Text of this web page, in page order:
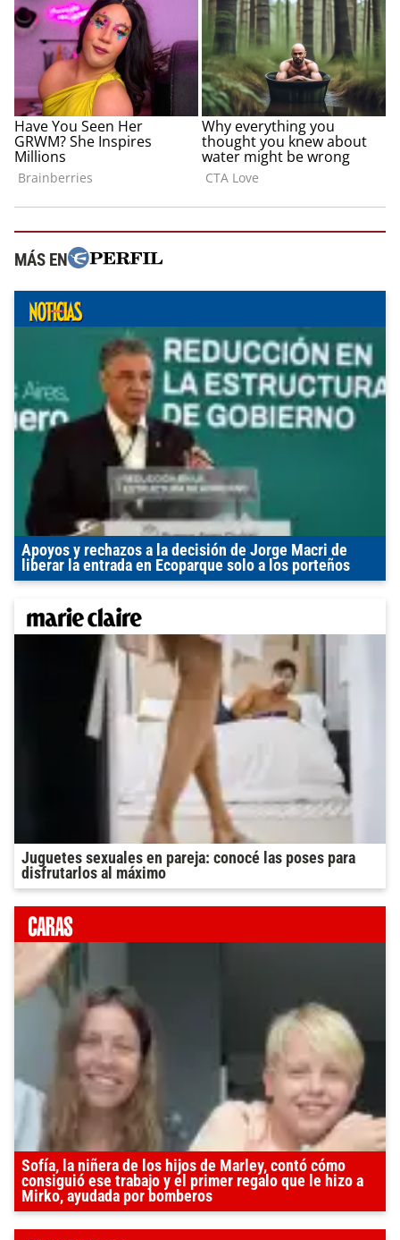
MÁS EN
Apoyos y rechazos a la decisión de Jorge Macri de
liberar la entrada en Ecoparque solo a los porteños
Juguetes sexuales en pareja: conocé las poses para
disfrutarlos al máximo
Sofía, la niñera de los hijos de Marley, contó cómo
consiguió ese trabajo y el primer regalo que le hizo a
Mirko, ayudada por bomberos